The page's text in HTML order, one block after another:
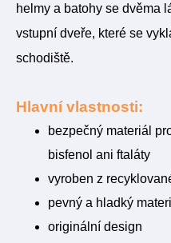
helmy a batohy se dvěma
vstupní dveře, které se
schodiště.
Hlavní vlastnosti:
bezpečný materiál
bisfenol ani ftaláty
vyroben z
pevný a hladký
originální design